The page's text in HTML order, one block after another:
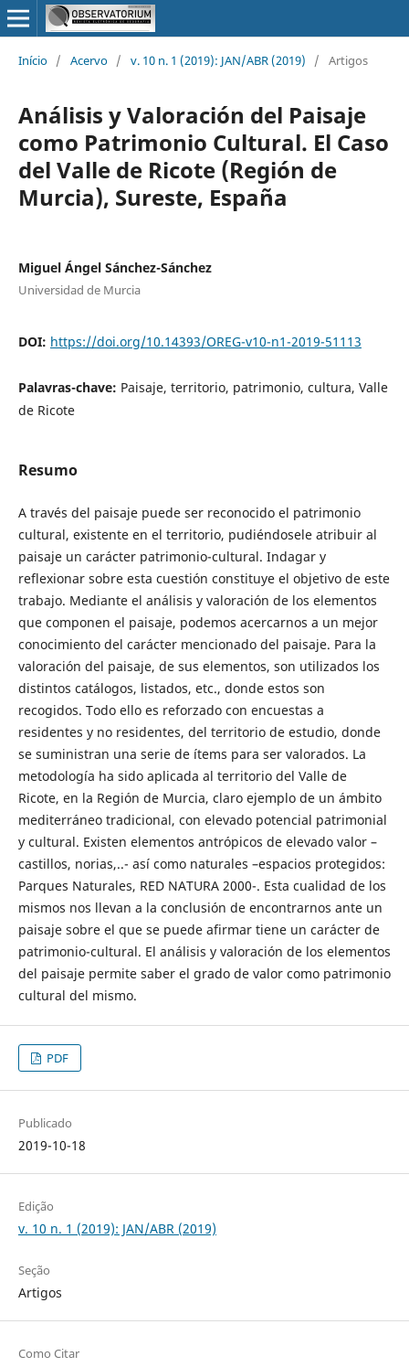
Início / Acervo / v. 10 n. 1 (2019): JAN/ABR (2019) / Artigos
Análisis y Valoración del Paisaje
como Patrimonio Cultural. El Caso
del Valle de Ricote (Región de
Murcia), Sureste, España
Miguel Ángel Sánchez-Sánchez
Universidad de Murcia
DOI: https://doi.org/10.14393/OREG-v10-n1-2019-51113
Palavras-chave: Paisaje, territorio, patrimonio, cultura, Valle
de Ricote
Resumo
A través del paisaje puede ser reconocido el patrimonio
cultural, existente en el territorio, pudiéndosele atribuir al
paisaje un carácter patrimonio-cultural. Indagar y
reflexionar sobre esta cuestión constituye el objetivo de este
trabajo. Mediante el análisis y valoración de los elementos
que componen el paisaje, podemos acercarnos a un mejor
conocimiento del carácter mencionado del paisaje. Para la
valoración del paisaje, de sus elementos, son utilizados los
distintos catálogos, listados, etc., donde estos son
recogidos. Todo ello es reforzado con encuestas a
residentes y no residentes, del territorio de estudio, donde
se suministran una serie de ítems para ser valorados. La
metodología ha sido aplicada al territorio del Valle de
Ricote, en la Región de Murcia, claro ejemplo de un ámbito
mediterráneo tradicional, con elevado potencial patrimonial
y cultural. Existen elementos antrópicos de elevado valor –
castillos, norias,..- así como naturales –espacios protegidos:
Parques Naturales, RED NATURA 2000-. Esta cualidad de los
mismos nos llevan a la conclusión de encontrarnos ante un
paisaje sobre el que se puede afirmar tiene un carácter de
patrimonio-cultural. El análisis y valoración de los elementos
del paisaje permite saber el grado de valor como patrimonio
cultural del mismo.
PDF
Publicado
2019-10-18
Edição
v. 10 n. 1 (2019): JAN/ABR (2019)
Seção
Artigos
Como Citar